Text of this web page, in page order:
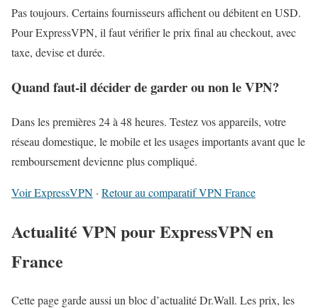
Pas toujours. Certains fournisseurs affichent ou débitent en USD.
Pour ExpressVPN, il faut vérifier le prix final au checkout, avec
taxe, devise et durée.
Quand faut-il décider de garder ou non le VPN?
Dans les premières 24 à 48 heures. Testez vos appareils, votre
réseau domestique, le mobile et les usages importants avant que le
remboursement devienne plus compliqué.
Voir ExpressVPN · Retour au comparatif VPN France
Actualité VPN pour ExpressVPN en
France
Cette page garde aussi un bloc d’actualité Dr.Wall. Les prix, les